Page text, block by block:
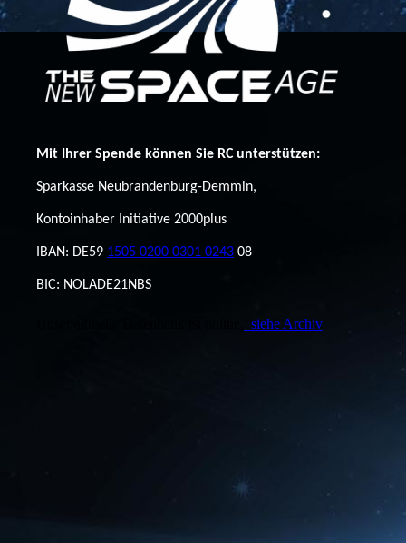
Mit Ihrer Spende können Sie RC unterstützen:
Sparkasse Neubrandenburg-Demmin,
Kontoinhaber Initiative 2000plus
IBAN: DE59 1505 0200 0301 0243 08
BIC: NOLADE21NBS
siehe Archiv